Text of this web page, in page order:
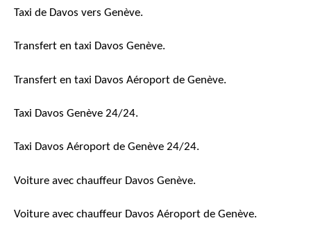
Taxi de Davos vers Genève.
Transfert en taxi Davos Genève.
Transfert en taxi Davos Aéroport de Genève.
Taxi Davos Genève 24/24.
Taxi Davos Aéroport de Genève 24/24.
Voiture avec chauffeur Davos Genève.
Voiture avec chauffeur Davos Aéroport de Genève.